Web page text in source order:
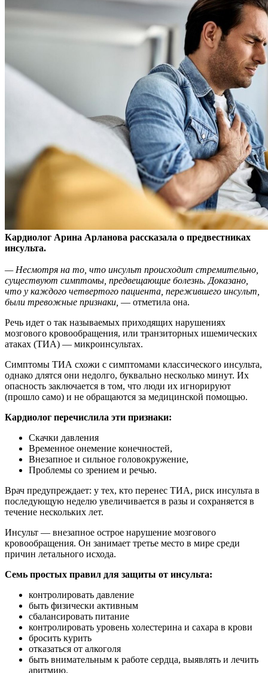
Кардиолог Арина Арланова рассказала о предвестниках
инсульта.
— Несмотря на то, что инсульт происходит стремительно,
существуют симптомы, предвещающие болезнь. Доказано,
что у каждого четвертого пациента, пережившего инсульт,
были тревожные признаки, — отметила она.
Речь идет о так называемых приходящих нарушениях
мозгового кровообращения, или транзиторных ишемических
атаках (ТИА) — микроинсультах.
Симптомы ТИА схожи с симптомами классического инсульта,
однако длятся они недолго, буквально несколько минут. Их
опасность заключается в том, что люди их игнорируют
(прошло само) и не обращаются за медицинской помощью.
Кардиолог перечислила эти признаки:
Скачки давления
Временное онемение конечностей,
Внезапное и сильное головокружение,
Проблемы со зрением и речью.
Врач предупреждает: у тех, кто перенес ТИА, риск инсульта в
последующую неделю увеличивается в разы и сохраняется в
течение нескольких лет.
Инсульт — внезапное острое нарушение мозгового
кровообращения. Он занимает третье место в мире среди
причин летального исхода.
Семь простых правил для защиты от инсульта:
контролировать давление
быть физически активным
сбалансировать питание
контролировать уровень холестерина и сахара в крови
бросить курить
отказаться от алкоголя
быть внимательным к работе сердца, выявлять и лечить
аритмию.